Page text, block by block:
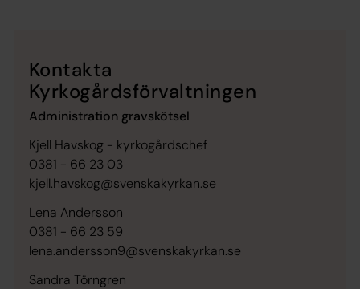
Kontakta
Kyrkogårdsförvaltningen
Administration gravskötsel
Kjell Havskog - kyrkogårdschef
0381 - 66 23 03
kjell.havskog@svenskakyrkan.se
Lena Andersson
0381 - 66 23 59
lena.andersson9@svenskakyrkan.se
Sandra Törngren